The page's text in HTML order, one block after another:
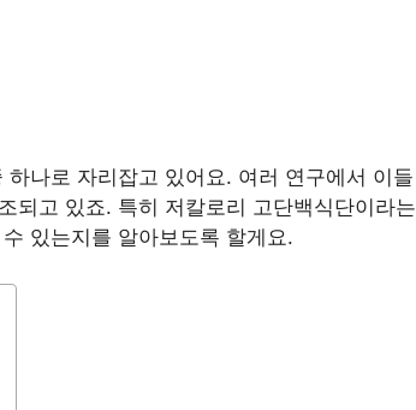
나로 자리잡고 있어요. 여러 연구에서 이들
되고 있죠. 특히 저칼로리 고단백식단이라는
있는지를 알아보도록 할게요.